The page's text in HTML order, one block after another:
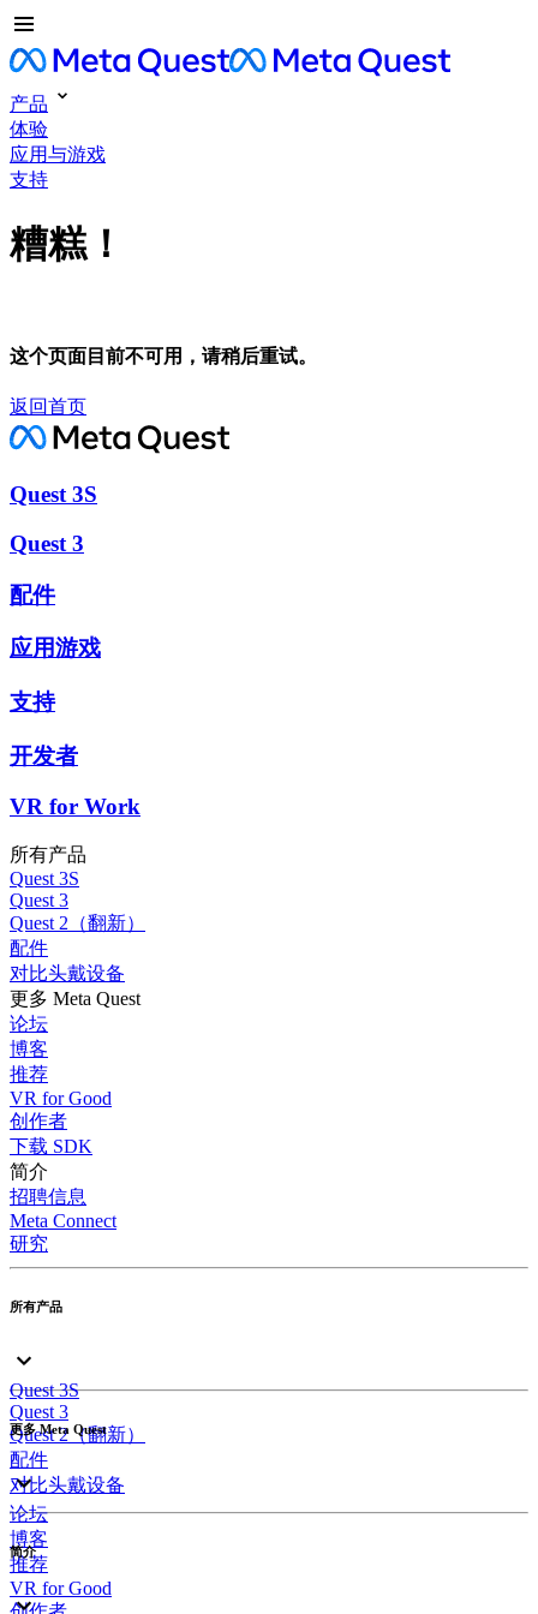
产品
体验
应用与游戏
支持
糟糕！
这个页面目前不可用，请稍后重试。
返回首页
Quest 3S
Quest 3
配件
应用游戏
支持
开发者
VR for Work
所有产品
Quest 3S
Quest 3
Quest 2（翻新）
配件
对比头戴设备
更多 Meta Quest
论坛
博客
推荐
VR for Good
创作者
下载 SDK
简介
招聘信息
Meta Connect
研究
所有产品
Quest 3S
Quest 3
Quest 2（翻新）
配件
对比头戴设备
更多 Meta Quest
论坛
博客
推荐
VR for Good
简介